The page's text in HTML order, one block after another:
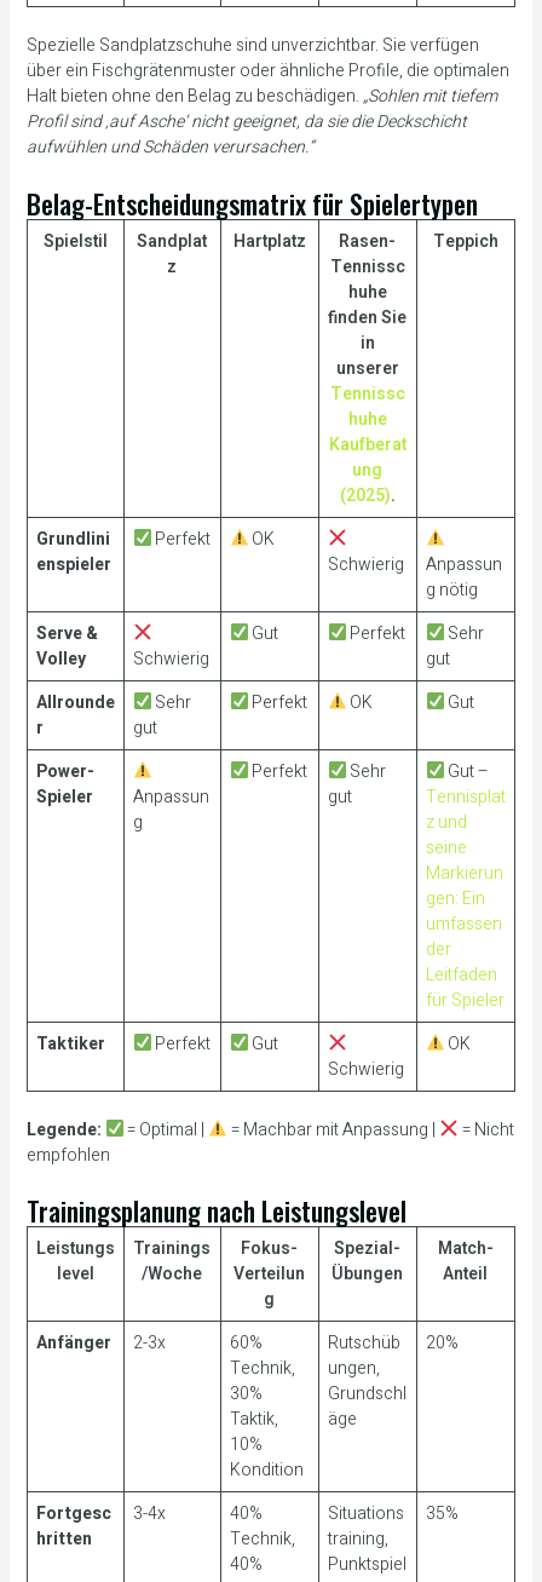
Spezielle Sandplatzschuhe sind unverzichtbar. Sie verfügen
über ein Fischgrätenmuster oder ähnliche Profile, die optimalen
Halt bieten ohne den Belag zu beschädigen.„Sohlen mit tiefem
Profil sind ‚auf Asche‘ nicht geeignet, da sie die Deckschicht
aufwühlen und Schäden verursachen.“
Belag-Entscheidungsmatrix für Spielertypen
Spielstil
Sandplat
z
Hartplatz
Rasen-
Tennissc
huhe
finden Sie
in
unserer
Tennissc
huhe
Kaufberat
ung
(2025).
Teppich
Grundlini
enspieler
Perfekt
OK
Schwierig
Anpassun
g nötig
Serve &
Volley
Schwierig
Gut Perfekt
Sehr
gut
Allrounde
r
Sehr
gut
Perfekt OK Gut
Power-
Spieler
Anpassun
g
Perfekt
Sehr
gut
Gut –
Tennisplat
z und
seine
Markierun
gen: Ein
umfassen
der
Leitfaden
für Spieler
Taktiker
Perfekt
Gut
Schwierig
OK
Legende: = Optimal | = Machbar mit Anpassung |
= Nicht
empfohlen
Trainingsplanung nach Leistungslevel
Leistungs
level
Trainings
/Woche
Fokus-
Verteilun
g
Spezial-
Übungen
Match-
Anteil
Anfänger 2-3x
60%
Technik,
30%
Taktik,
10%
Kondition
Rutschüb
ungen,
Grundschl
äge
20%
Fortgesc
hritten
3-4x
40%
Technik,
40%
Situations
training,
Punktspiel
35%